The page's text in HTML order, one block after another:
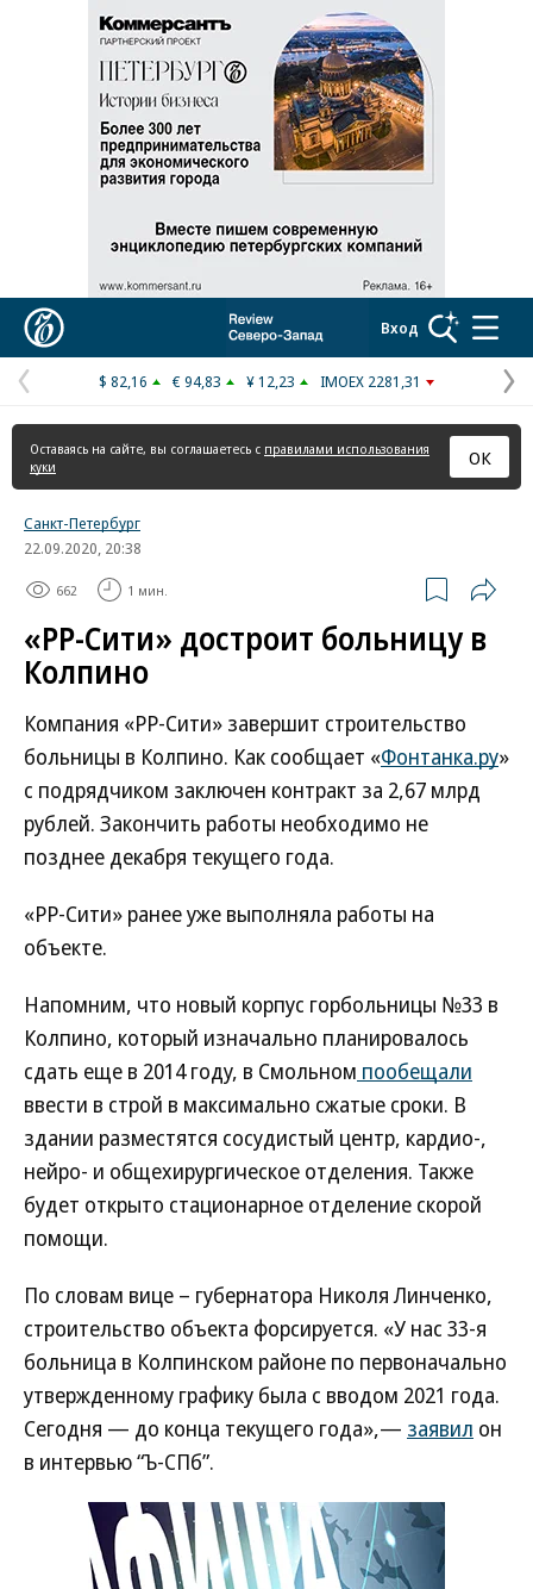
Реклама в «Ъ» www.kommersant.ru/ad
Вход
Предыдущая
страница
$ 82,16 € 94,83 ¥ 12,23 IMOEX 2281,31
Оставаясь на сайте, вы соглашаетесь с правилами использования
куки
ОК
Санкт-Петербург
22.09.2020, 20:38
662 1 мин.
«РР-Сити» достроит больницу в
Колпино
Компания «РР-Сити» завершит строительство
больницы в Колпино. Как сообщает «Фонтанка.ру»
с подрядчиком заключен контракт за 2,67 млрд
рублей. Закончить работы необходимо не
позднее декабря текущего года.
«РР-Сити» ранее уже выполняла работы на
объекте.
Напомним, что новый корпус горбольницы №33 в
Колпино, который изначально планировалось
сдать еще в 2014 году, в Смольном пообещали
ввести в строй в максимально сжатые сроки. В
здании разместятся сосудистый центр, кардио-,
нейро- и общехирургическое отделения. Также
будет открыто стационарное отделение скорой
помощи.
По словам вице – губернатора Николя Линченко,
строительство объекта форсируется. «У нас 33-я
больница в Колпинском районе по первоначально
утвержденному графику была с вводом 2021 года.
Сегодня — до конца текущего года»,— заявил он
в интервью “Ъ-СПб”.